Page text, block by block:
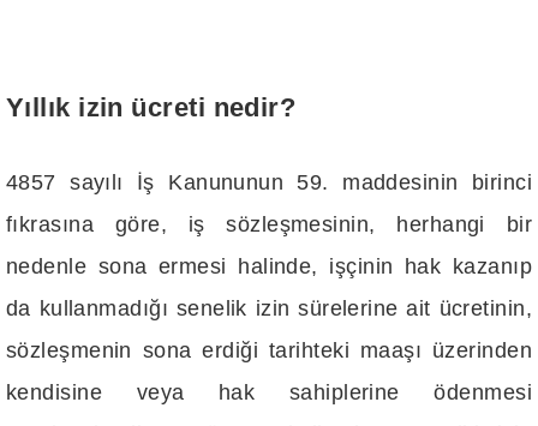
Yıllık izin ücreti nedir?
4857 sayılı İş Kanununun 59. maddesinin birinci
fıkrasına göre, iş sözleşmesinin, herhangi bir
nedenle sona ermesi halinde, işçinin hak kazanıp
da kullanmadığı senelik izin sürelerine ait ücretinin,
sözleşmenin sona erdiği tarihteki maaşı üzerinden
kendisine veya hak sahiplerine ödenmesi